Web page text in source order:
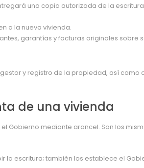
una copia autorizada de la
a la nueva vivienda.
garantías y facturas originales sobre
y registro de la propiedad, así como
de una vivienda
Gobierno mediante arancel. Son los
la escritura; también los establece el